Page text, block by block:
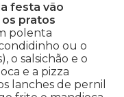
festa vão
pratos
polenta
ou o
o salsichão e o
e a pizza
lanches de pernil